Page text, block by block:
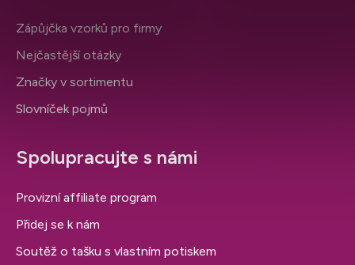
Zápůjčka vzorků pro firmy
Nejčastější otázky
Značky v sortimentu
Slovníček pojmů
Spolupracujte s námi
Provizní affiliate program
Přidej se k nám
Soutěž o tašku s vlastním potiskem